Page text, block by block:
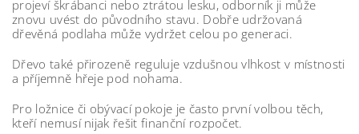
projeví škrábanci nebo ztrátou lesku, odborník ji může
znovu uvést do původního stavu. Dobře udržovaná
dřevěná podlaha může vydržet celou po generaci.
Dřevo také přirozeně reguluje vzdušnou vlhkost v místnosti
a příjemně hřeje pod nohama.
Pro ložnice či obývací pokoje je často první volbou těch,
kteří nemusí nijak řešit finanční rozpočet.